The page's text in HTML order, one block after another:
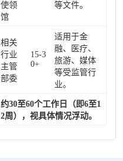
使领
馆
等文件。
相关
行业
主管
部委
15-3
0+
适用于金
融、医疗、
旅游、媒体
等受监管行
业。
约30至60个工作日（即6至1
2周），视具体情况浮动。